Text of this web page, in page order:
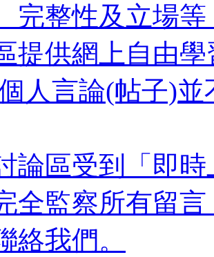
完整性及立場
提供網上自由
人言論(帖子)
論區受到「即
全監察所有留
絡我們。